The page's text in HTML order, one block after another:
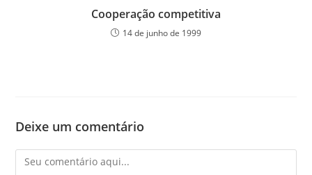
Cooperação competitiva
14 de junho de 1999
Deixe um comentário